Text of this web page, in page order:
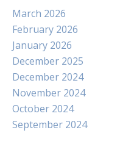
March 2026
February 2026
January 2026
December 2025
December 2024
November 2024
October 2024
September 2024